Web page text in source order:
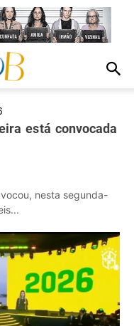
está convocada
nesta segunda-